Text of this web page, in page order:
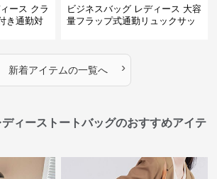
ース クラ
き通勤対
ビジネスバッグ レディース 大容
量フラップ式通勤リュックサッ
新着アイテムの一覧へ ›
ィーストートバッグのおすすめアイテ